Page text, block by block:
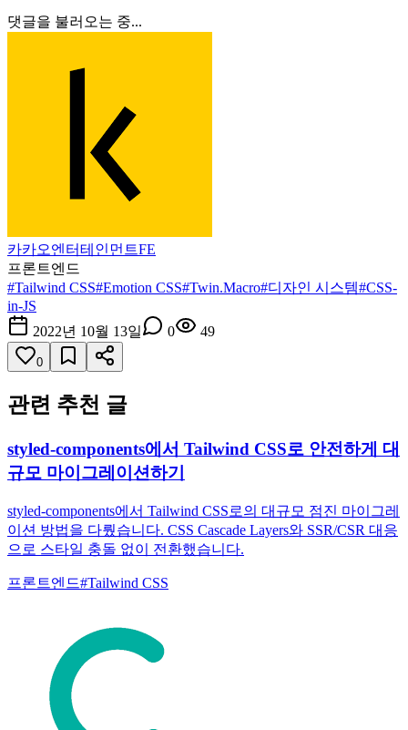
댓글을 불러오는 중...
카카오엔터테인먼트FE
프론트엔드
#Tailwind CSS#Emotion CSS#Twin.Macro#디자인 시스템#CSS-
in-JS
2022년 10월 13일
0 49
0
관련 추천 글
styled-components에서 Tailwind CSS로 안전하게 대
규모 마이그레이션하기
styled-components에서 Tailwind CSS로의 대규모 점진 마이그레
이션 방법을 다뤘습니다. CSS Cascade Layers와 SSR/CSR 대응
으로 스타일 충돌 없이 전환했습니다.
프론트엔드#Tailwind CSS